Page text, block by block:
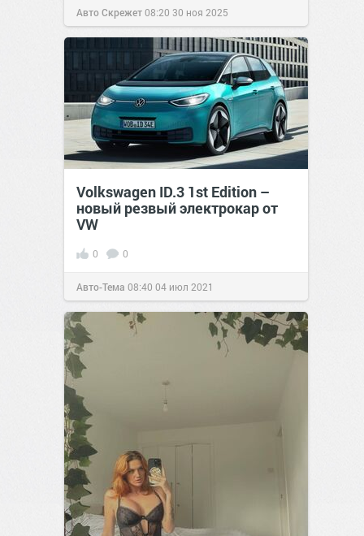
Авто Скрежет08:20 30 ноя 2025
Volkswagen ID.3 1st Edition –
новый резвый электрокар от
VW
0 0
Авто-Тема 08:40 04 июл 2021